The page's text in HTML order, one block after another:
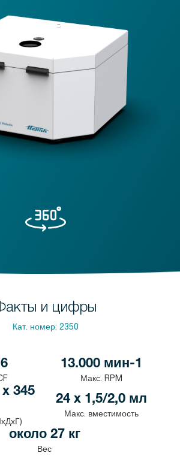
и цифры
Кат. номер: 2350
13.000 мин-1
Макс. RPM
345
24 x 1,5/2,0 мл
Макс. вместимость
около 27 кг
Вес